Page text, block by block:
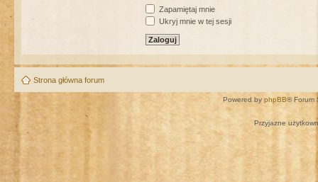
Zapamiętaj mnie
Ukryj mnie w tej sesji
Strona główna forum
Powered by phpBB® Forum
Przyjazne